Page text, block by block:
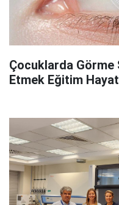
Çocuklarda Görme
Etmek Eğitim